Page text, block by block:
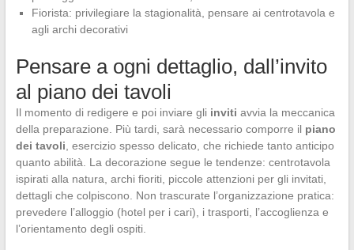
Fiorista: privilegiare la stagionalità, pensare ai centrotavola e
agli archi decorativi
Pensare a ogni dettaglio, dall’invito
al piano dei tavoli
Il momento di redigere e poi inviare gli inviti avvia la meccanica
della preparazione. Più tardi, sarà necessario comporre il piano
dei tavoli , esercizio spesso delicato, che richiede tanto anticipo
quanto abilità. La decorazione segue le tendenze: centrotavola
ispirati alla natura, archi fioriti, piccole attenzioni per gli invitati,
dettagli che colpiscono. Non trascurate l’organizzazione pratica:
prevedere l’alloggio (hotel per i cari), i trasporti, l’accoglienza e
l’orientamento degli ospiti.